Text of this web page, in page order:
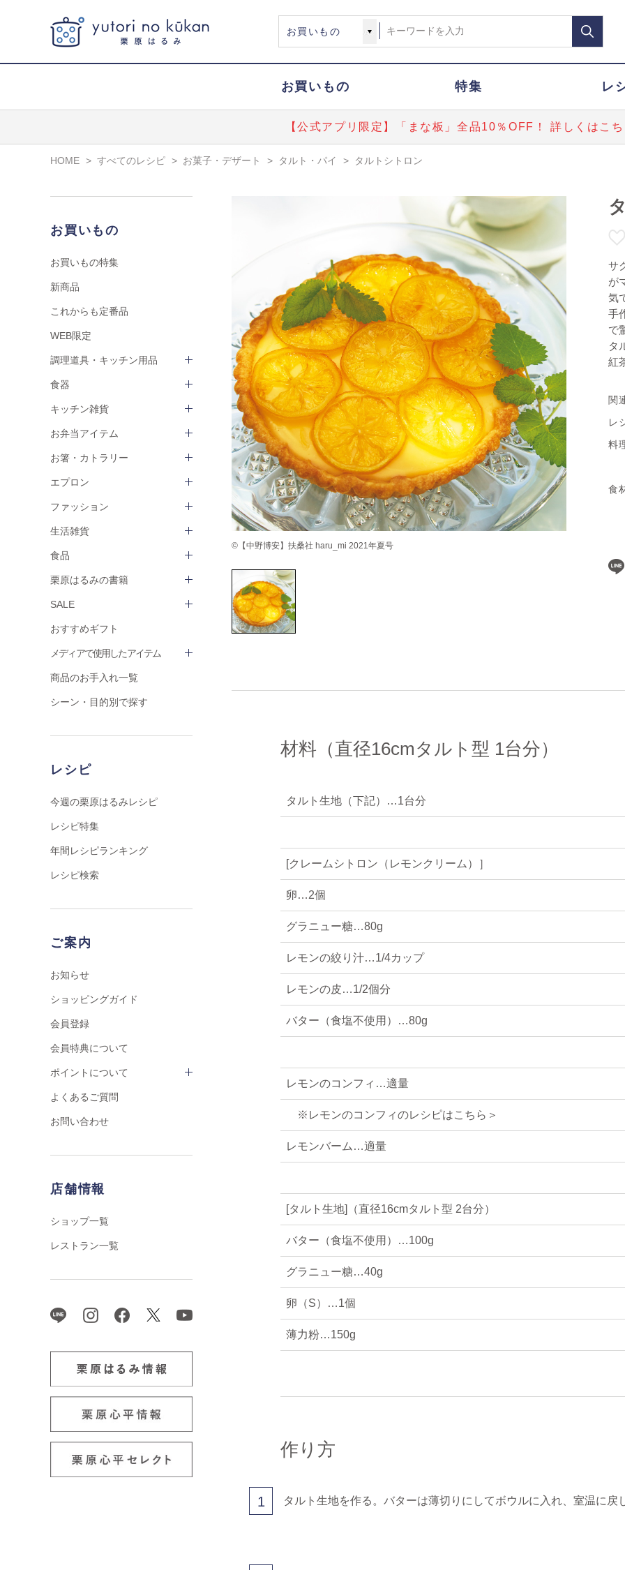
お買いもの 特集 レ
【公式アプリ限定】「まな板」全品10％OFF！ 詳しくはこち
HOME > すべてのレシピ > お菓子・デザート > タルト・パイ > タルトシトロン
お買いもの
お買いもの特集
新商品
これからも定番品
WEB限定
調理道具・キッチン用品
食器
キッチン雑貨
お弁当アイテム
お箸・カトラリー
エプロン
ファッション
生活雑貨
食品
栗原はるみの書籍
SALE
おすすめギフト
メディアで使用したアイテム
商品のお手入れ一覧
シーン・目的別で探す
レシピ
今週の栗原はるみレシピ
レシピ特集
年間レシピランキング
レシピ検索
ご案内
お知らせ
ショッピングガイド
会員登録
会員特典について
ポイントについて
よくあるご質問
お問い合わせ
店舗情報
ショップ一覧
レストラン一覧
©【中野博安】扶桑社 haru_mi 2021年夏号
サ
が
気
手
で
タ
紅
関
レ
料
食
材料（直径16cmタルト型 1台分）
タルト生地（下記）…1台分
[クレームシトロン（レモンクリーム）］
卵…2個
グラニュー糖…80g
レモンの絞り汁…1/4カップ
レモンの皮…1/2個分
バター（食塩不使用）…80g
レモンのコンフィ…適量
※ レモンのコンフィのレシピはこちら＞
レモンバーム…適量
[タルト生地]（直径16cmタルト型 2台分）
バター（食塩不使用）…100g
グラニュー糖…40g
卵（S）…1個
薄力粉…150g
作り方
1 タルト生地を作る。バターは薄切りにしてボウルに入れ、室温に戻